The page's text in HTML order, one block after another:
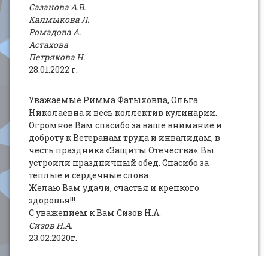
Сазанова А.В.
Калмыкова Л.
Ромадова А.
Астахова
Петрякова Н.
28.01.2022 г.
Уважаемые Римма Фатыховна, Ольга
Николаевна и весь коллектив кулинарии.
Огромное Вам спасибо за ваше внимание и
доброту к Ветеранам труда и инвалидам, в
честь праздника «Защиты Отечества». Вы
устроили праздничный обед. Спасибо за
теплые и сердечные слова.
Желаю Вам удачи, счастья и крепкого
здоровья!!!
С уважением к Вам Сизов Н.А.
Сизов Н.А.
23.02.2020г.